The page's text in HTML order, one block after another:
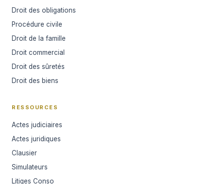
Droit des obligations
Procédure civile
Droit de la famille
Droit commercial
Droit des sûretés
Droit des biens
RESSOURCES
Actes judiciaires
Actes juridiques
Clausier
Simulateurs
Litiges Conso